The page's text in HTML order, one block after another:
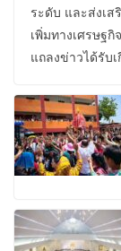
ระดับ และส่งเ
เพิ่มทางเศรษฐ
แถลงข่าวได้รับ